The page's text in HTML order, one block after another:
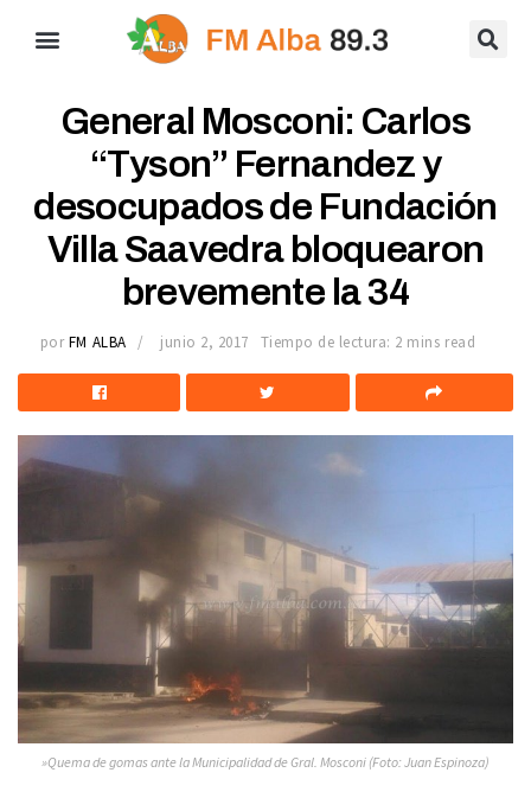
General Mosconi: Carlos
“Tyson” Fernandez y
desocupados de Fundación
Villa Saavedra bloquearon
brevemente la 34
por FM ALBA junio 2, 2017 Tiempo de lectura: 2 mins read
»Quema de gomas ante la Municipalidad de Gral. Mosconi (Foto: Juan Espinoza)